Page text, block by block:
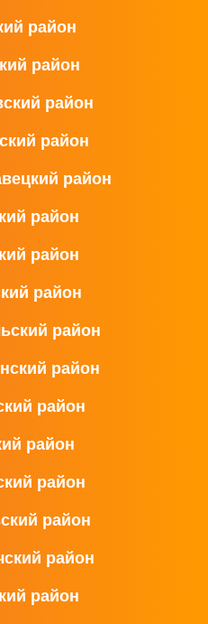
район
район
район
район
район
район
район
район
район
район
район
район
район
район
район
район